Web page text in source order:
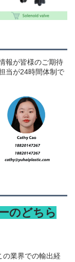
報が皆様のご期待
当が24時間体制で
のどちら
の業界での輸出経